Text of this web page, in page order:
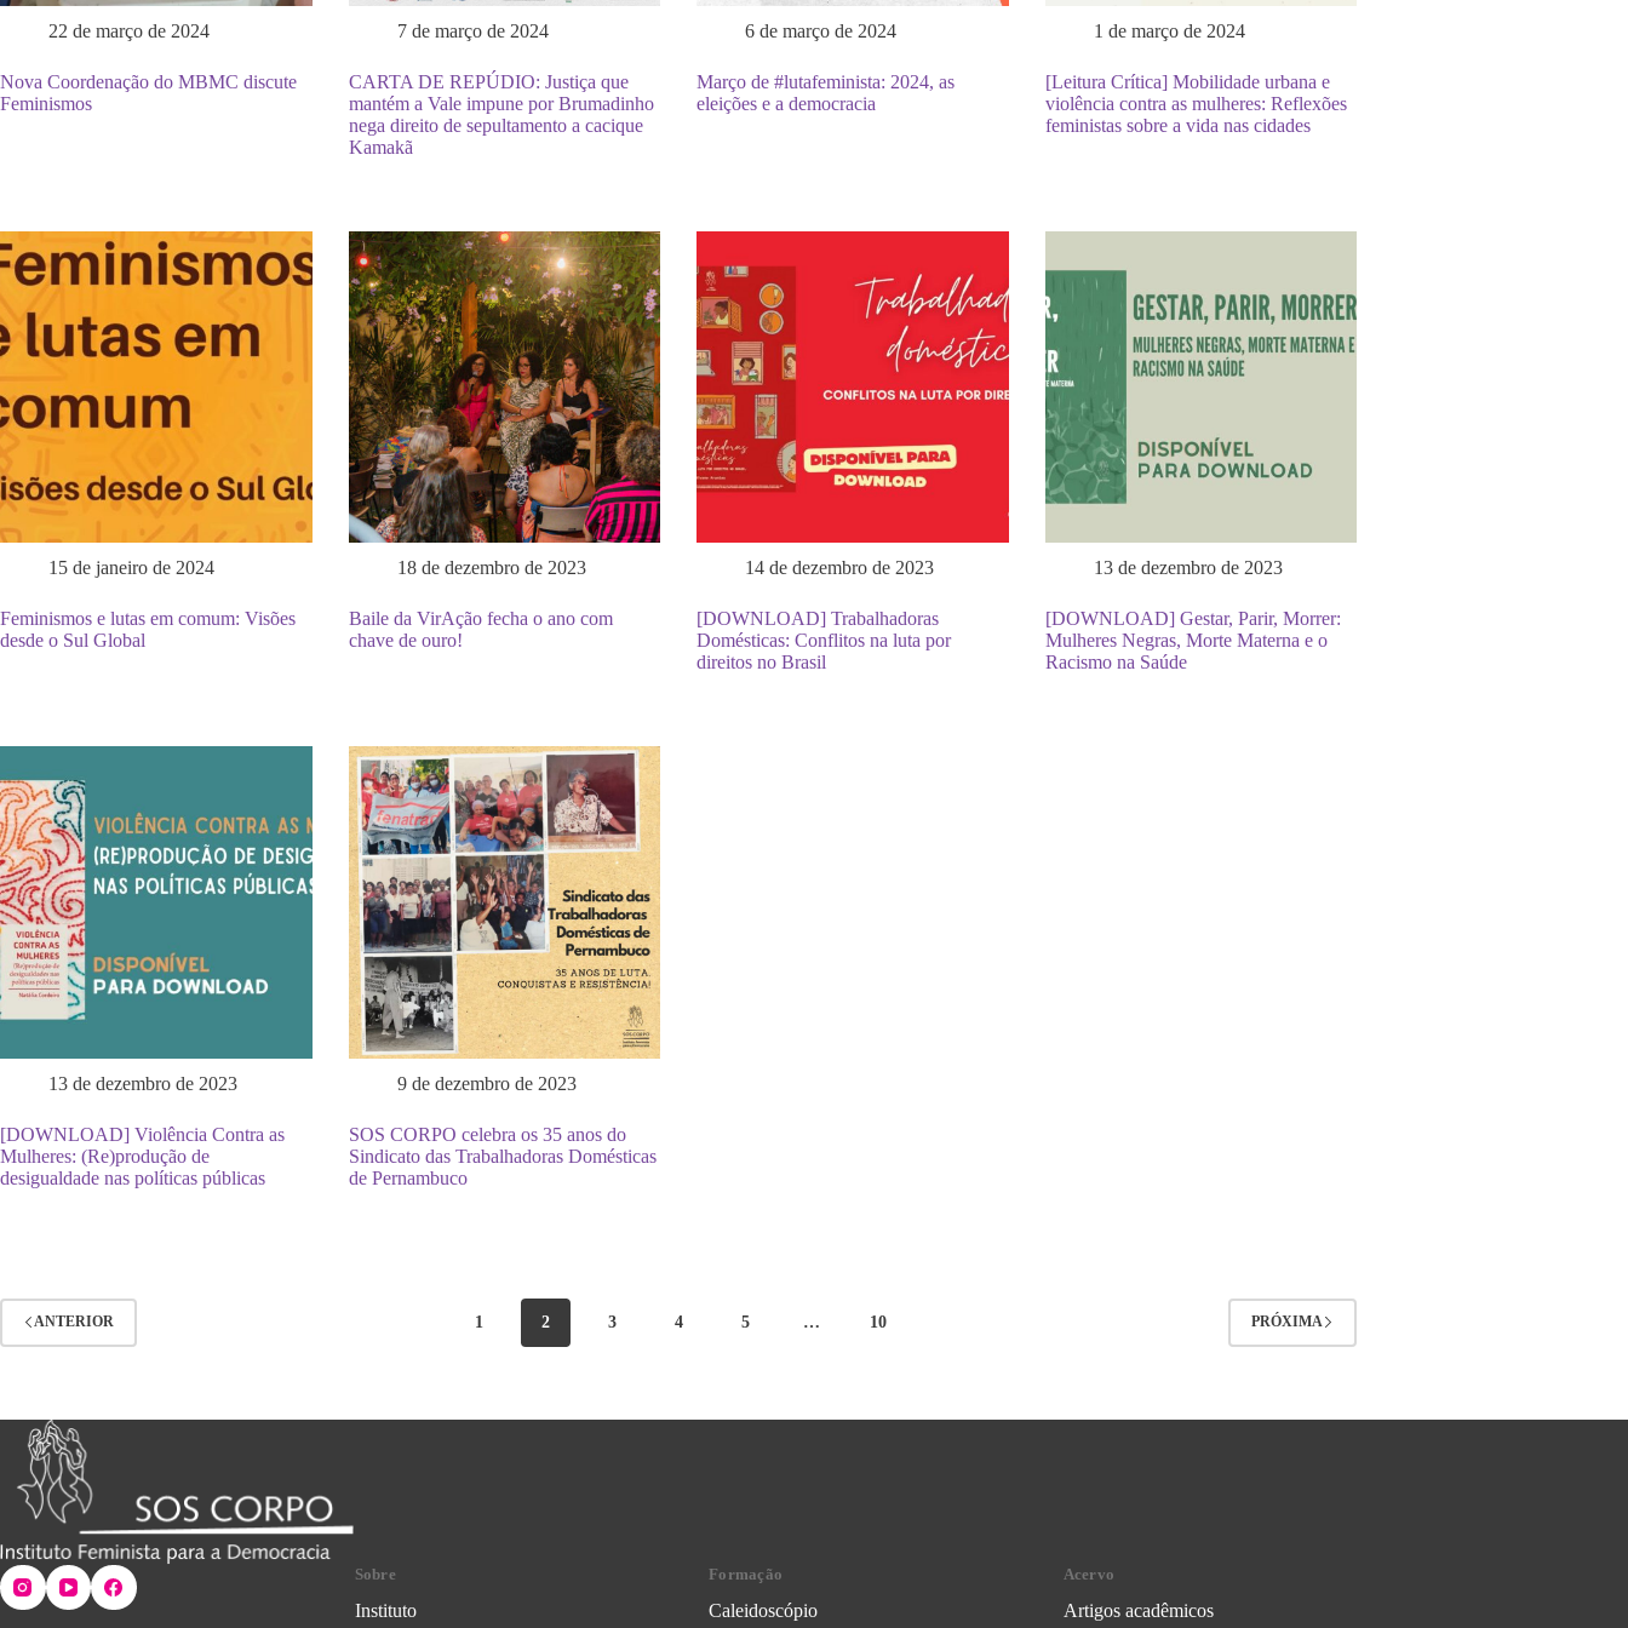
22 de março de 2024
Nova Coordenação do MBMC discute
Feminismos
7 de março de 2024
CARTA DE REPÚDIO: Justiça que
mantém a Vale impune por Brumadinho
nega direito de sepultamento a cacique
Kamakã
6 de março de 2024
Março de #lutafeminista: 2024, as
eleições e a democracia
1 de março de 2024
[Leitura Crítica] Mobilidade urbana e
violência contra as mulheres: Reflexões
feministas sobre a vida nas cidades
15 de janeiro de 2024
Feminismos e lutas em comum: Visões
desde o Sul Global
18 de dezembro de 2023
Baile da VirAção fecha o ano com
chave de ouro!
14 de dezembro de 2023
[DOWNLOAD] Trabalhadoras
Domésticas: Conflitos na luta por
direitos no Brasil
13 de dezembro de 2023
[DOWNLOAD] Gestar, Parir, Morrer:
Mulheres Negras, Morte Materna e o
Racismo na Saúde
13 de dezembro de 2023
[DOWNLOAD] Violência Contra as
Mulheres: (Re)produção de
desigualdade nas políticas públicas
9 de dezembro de 2023
SOS CORPO celebra os 35 anos do
Sindicato das Trabalhadoras Domésticas
de Pernambuco
ANTERIOR 1 2 3 4 5 … 10 PRÓXIMA
Sobre
Instituto
Formação
Caleidoscópio
Acervo
Artigos acadêmicos